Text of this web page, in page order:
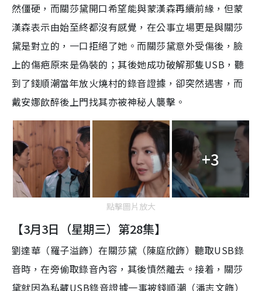
然僵硬，而關莎黛開口希望能與蒙漢森再續前緣，但蒙
漢森表示由始至終都沒有感覺，在公事立場更是與關莎
黛是對立的，一口拒絕了她。而關莎黛意外受傷後，臉
上的傷疤原來是偽裝的；其後她成功破解那隻USB，聽
到了錢順潮當年放火燒村的錄音證據，卻突然遇害，而
戴安娜飲醉後上門找其亦被神秘人襲擊。
+3
點擊圖片放大
【3月3日（星期三）第28集】
劉達華（羅子溢飾）在關莎黛（陳庭欣飾）聽取USB錄
音時，在旁偷取錄音內容，其後憤然離去。接着，關莎
黛就因為私藏USB錄音證據一事被錢順潮（潘志文飾）